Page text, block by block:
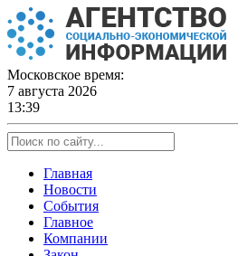
Skip
to
content
Московское время:
7 августа 2026
13:39
Главная
Новости
События
Главное
Компании